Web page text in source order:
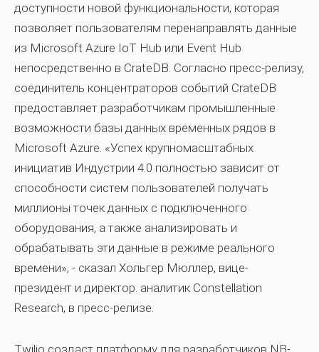
доступности новой функциональности, которая
позволяет пользователям перенаправлять данные
из Microsoft Azure IoT Hub или Event Hub
непосредственно в CrateDB. Согласно пресс-релизу,
соединитель концентраторов событий CrateDB
предоставляет разработчикам промышленные
возможности базы данных временных рядов в
Microsoft Azure. «Успех крупномасштабных
инициатив Индустрии 4.0 полностью зависит от
способности систем пользователей получать
миллионы точек данных с подключенного
оборудования, а также анализировать и
обрабатывать эти данные в режиме реального
времени», - сказал Хольгер Мюллер, вице-
президент и директор. аналитик Constellation
Research, в пресс-релизе.
Twilio создаст платформу для разработчиков NB-